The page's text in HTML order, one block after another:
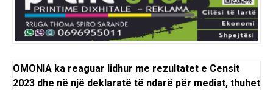
OMONIA ka reaguar lidhur me rezultatet e Censit
2023 dhe në një deklaratë të ndarë për mediat, thuhet